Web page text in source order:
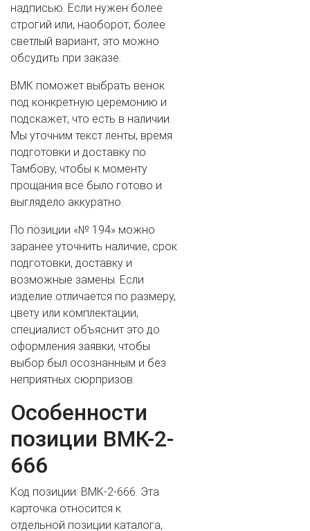
ВАШЕ ИМЯ
надписью. Если нужен более
строгий или, наоборот, более
светлый вариант, это можно
обсудить при заказе.
ВМК поможет выбрать венок
под конкретную церемонию и
подскажет, что есть в наличии.
Мы уточним текст ленты, время
подготовки и доставку по
Тамбову, чтобы к моменту
прощания всё было готово и
выглядело аккуратно.
По позиции «№ 194» можно
заранее уточнить наличие, срок
подготовки, доставку и
возможные замены. Если
изделие отличается по размеру,
цвету или комплектации,
специалист объяснит это до
оформления заявки, чтобы
выбор был осознанным и без
неприятных сюрпризов.
Особенности
позиции ВМК-2-
666
Код позиции: ВМК-2-666. Эта
карточка относится к
отдельной позиции каталога,